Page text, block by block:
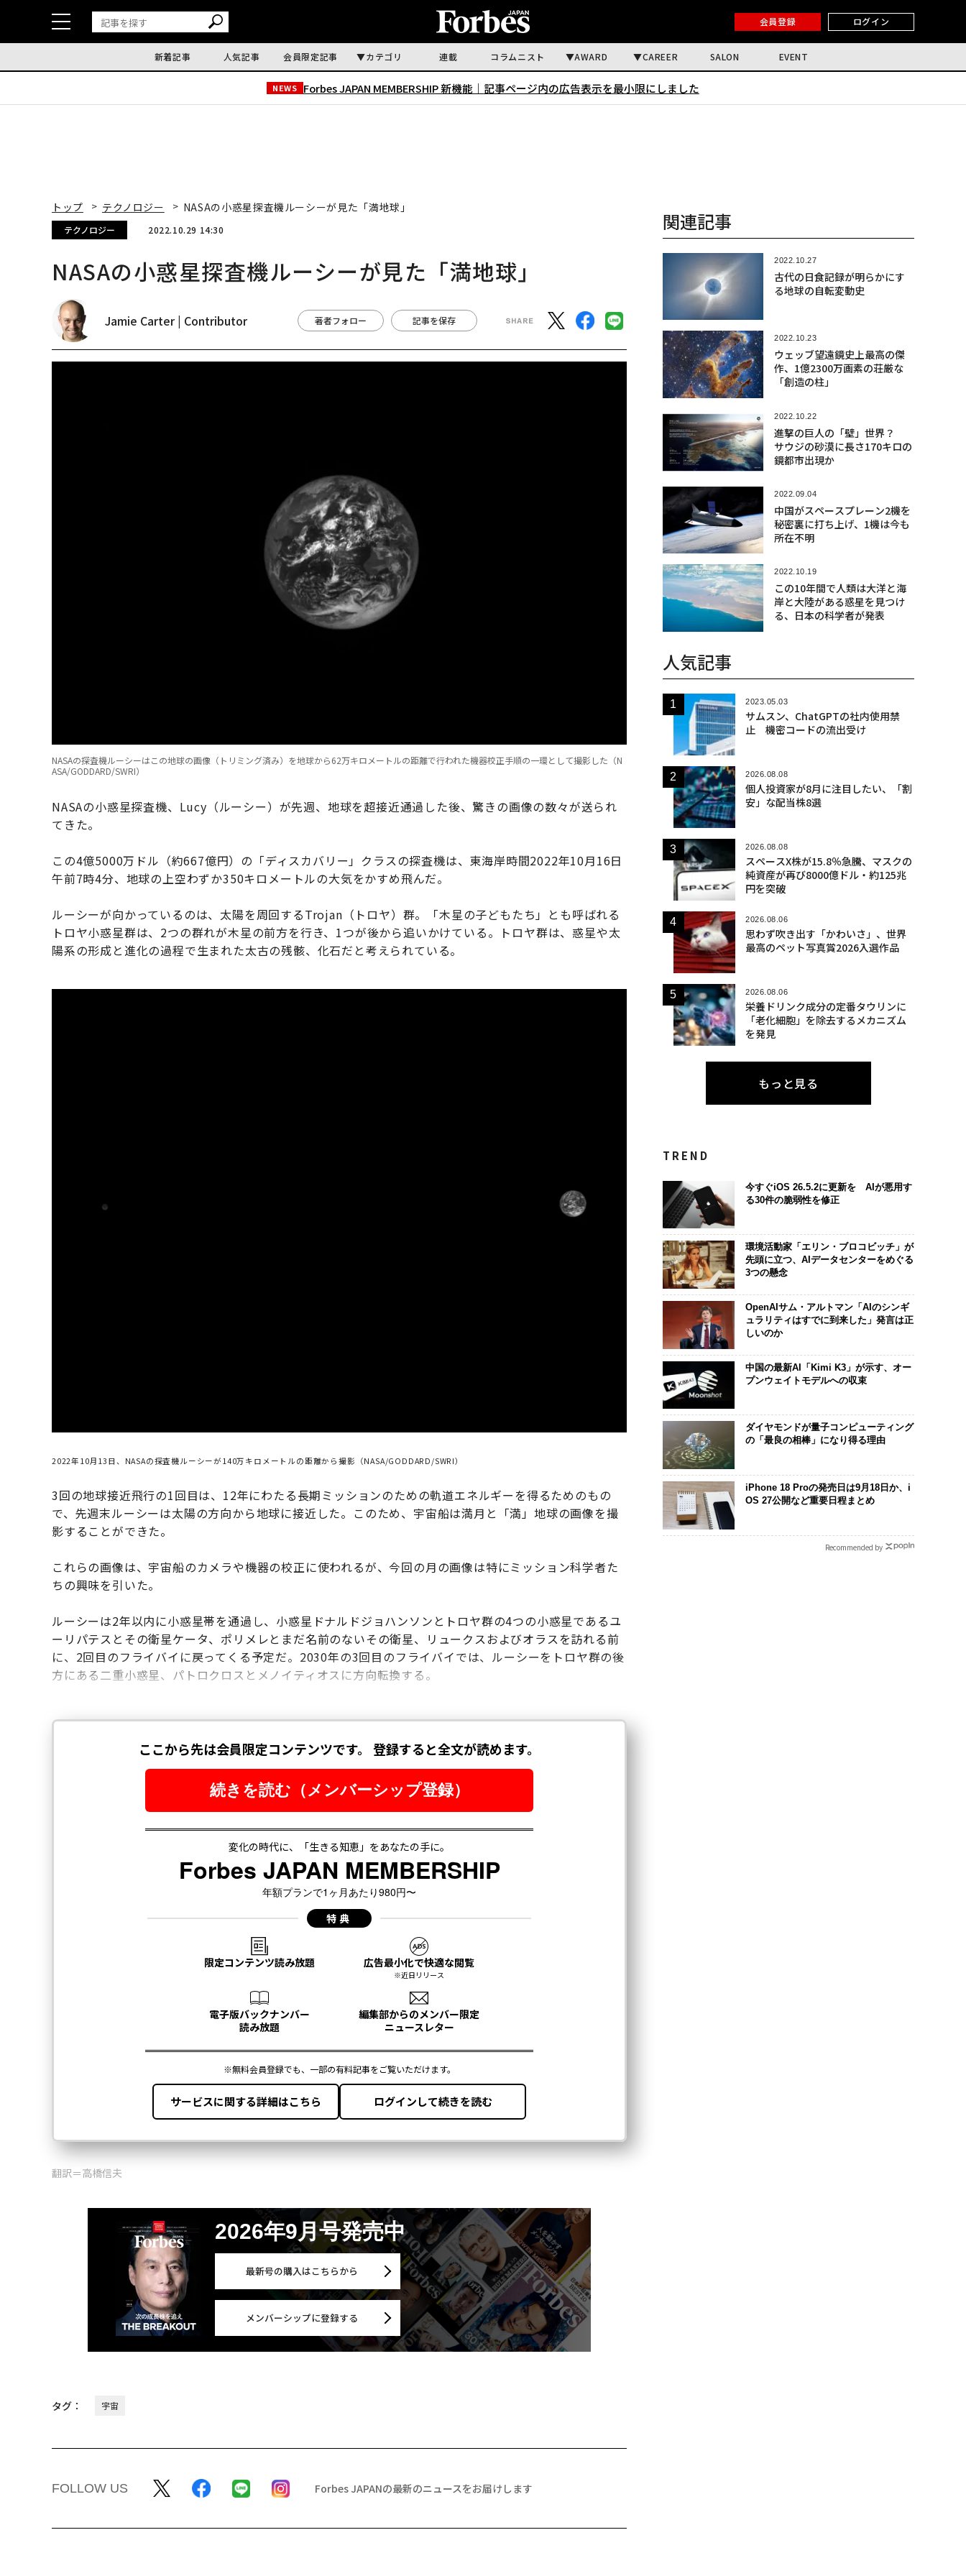
会員登録 ログイン
新着記事 人気記事 会員限定記事 カテゴリ 連載 コラムニスト AWARD CAREER SALON EVENT
NEWS Forbes JAPAN MEMBERSHIP 新機能｜ 記事ページ内の広告表示を最小限にしました
トップ テクノロジー NASAの小惑星探査機ルーシーが見た「満地球」
テクノロジー 2022.10.29 14:30
NASAの小惑星探査機ルーシーが見た「満地球」
Jamie Carter | Contributor 著者フォロー 記事を保存
NASAの探査機ルーシーはこの地球の画像（トリミング済み）を地球から62万キロメートルの距離で行われた機器校正手順の一環として撮影した（N
ASA/GODDARD/SWRI）
NASAの小惑星探査機、Lucy（ルーシー）が先週、地球を超接近通過した後、驚きの画像の数々が送られ
てきた。
この4億5000万ドル（約667億円）の「ディスカバリー」クラスの探査機は、東海岸時間2022年10月16日
午前7時4分、地球の上空わずか350キロメートルの大気をかすめ飛んだ。
ルーシーが向かっているのは、太陽を周回するTrojan（トロヤ）群。「木星の子どもたち」とも呼ばれる
トロヤ小惑星群は、2つの群れが木星の前方を行き、1つが後から追いかけている。トロヤ群は、惑星や太
陽系の形成と進化の過程で生まれた太古の残骸、化石だと考えられている。
2022年10月13日、NASAの探査機ルーシーが140万キロメートルの距離から撮影（NASA/GODDARD/SWRI）
3回の地球接近飛行の1回目は、12年にわたる長期ミッションのための軌道エネルギーを得るためのもの
で、先週末ルーシーは太陽の方向から地球に接近した。このため、宇宙船は満月と「満」地球の画像を撮
影することができた。
これらの画像は、宇宙船のカメラや機器の校正に使われるが、今回の月の画像は特にミッション科学者た
ちの興味を引いた。
ルーシーは2年以内に小惑星帯を通過し、小惑星ドナルドジョハンソンとトロヤ群の4つの小惑星であるユ
ーリパテスとその衛星ケータ、ポリメレとまだ名前のないその衛星、リュークスおよびオラスを訪れる前
に、2回目のフライバイに戻ってくる予定だ。2030年の3回目のフライバイでは、ルーシーをトロヤ群の後
方にある二重小惑星、パトロクロスとメノイティオスに方向転換する。
翻訳＝高橋信夫
2026年9月号発売中
最新号の購入はこちらから
メンバーシップに登録する
タグ： 宇宙
FOLLOW US Forbes JAPANの最新のニュースをお届けします
関連記事
2022.10.27
古代の日食記録が明らかにす
る地球の自転変動史
2022.10.23
ウェッブ望遠鏡史上最高の傑
作、1億2300万画素の荘厳な
「創造の柱」
2022.10.22
進撃の巨人の「壁」世界？
サウジの砂漠に長さ170キロの
鏡都市出現か
2022.09.04
中国がスペースプレーン2機を
秘密裏に打ち上げ、1機は今も
所在不明
2022.10.19
この10年間で人類は大洋と海
岸と大陸がある惑星を見つけ
る、日本の科学者が発表
人気記事
2023.05.03
サムスン、ChatGPTの社内使用禁
止 機密コードの流出受け
2026.08.08
個人投資家が8月に注目したい、「割
安」な配当株8選
2026.08.08
スペースX株が15.8％急騰、マスクの
純資産が再び8000億ドル・約125兆
円を突破
2026.08.06
思わず吹き出す「かわいさ」、世界
最高のペット写真賞2026入選作品
2026.08.06
栄養ドリンク成分の定番タウリンに
「老化細胞」を除去するメカニズム
を発見
もっと見る
TREND
今すぐiOS 26.5.2に更新を AIが悪用す
る30件の脆弱性を修正
環境活動家「エリン・ブロコビッチ」が
先頭に立つ、AIデータセンターをめぐる
3つの懸念
OpenAIサム・アルトマン「AIのシンギ
ュラリティはすでに到来した」発言は正
しいのか
中国の最新AI「Kimi K3」が示す、オー
プンウェイトモデルへの収束
ダイヤモンドが量子コンピューティング
の「最良の相棒」になり得る理由
iPhone 18 Proの発売日は9月18日か、i
OS 27公開など重要日程まとめ
Recommended by